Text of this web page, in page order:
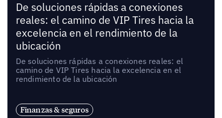
De soluciones rápidas a conexiones
reales: el camino de VIP Tires hacia la
excelencia en el rendimiento de la
ubicación
De soluciones rápidas a conexiones reales: el
camino de VIP Tires hacia la excelencia en el
rendimiento de la ubicación
Finanzas & seguros